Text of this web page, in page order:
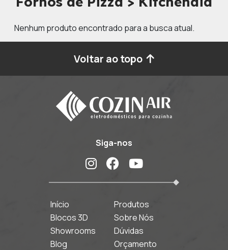
Nenhum produto encontrado para a busca atual.
Voltar ao topo
Siga-nos
Início
Produtos
Blocos 3D
Sobre Nós
Showrooms
Dúvidas
Blog
Orçamento